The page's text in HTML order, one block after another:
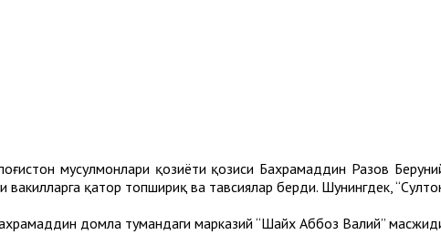
мусулмонлари қозиёти қозиси Бахрамаддин Разов
қатор топшириқ ва тавсиялар берди. Шунингдек,
домла тумандаги марказий “Шайх Аббоз Валий”